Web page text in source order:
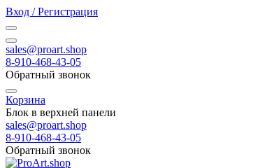
Вход / Регистрация
sales@proart.shop
8-910-468-43-05
Обратный звонок
Корзина
Блок в верхней панели
sales@proart.shop
8-910-468-43-05
Обратный звонок